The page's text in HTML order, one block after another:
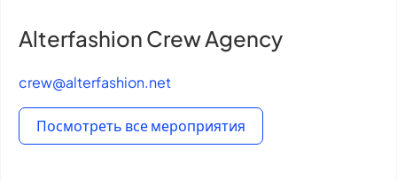
Alterfashion Crew Agency
crew@alterfashion.net
Посмотреть все мероприятия